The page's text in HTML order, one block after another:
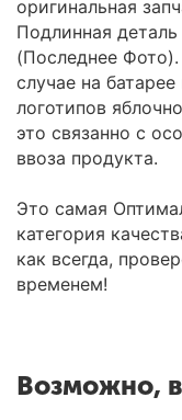
оригинальная
Подлинная
(Последнее
случае на батарее
логотипов
это связанно с
ввоза продукта.
Это самая
категория
как всегда,
временем!
Возможно,